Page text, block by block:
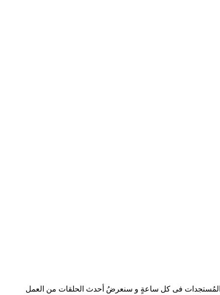
للغةِ العربيةِ. كما يتم تحديثُ موقعنا بأحدث المُستجدات فى كل ساعةٍ و سنعرضُ أحدث الحلقات من العمل